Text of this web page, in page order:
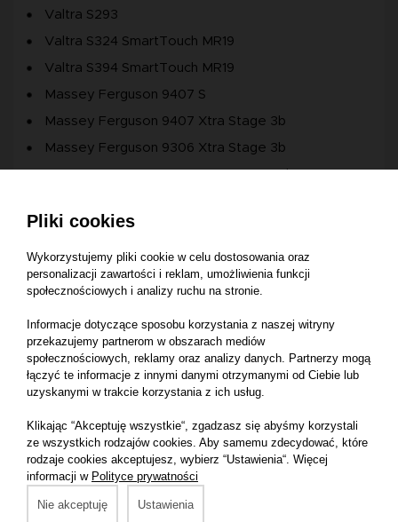
Valtra S293
Valtra S324 SmartTouch MR19
Valtra S394 SmartTouch MR19
Massey Ferguson 9407 S
Massey Ferguson 9407 Xtra Stage 3b
Massey Ferguson 9306 Xtra Stage 3b
Massey Ferguson 9407S Xtra Stage 3b
Massey Ferguson 9407 Telescopic Handler
Massey Ferguson 9306 Telescopic Handler
Massey Ferguson 8S.205 Dyna-7
Massey Ferguson 8S.245 Dyna-7
Massey Ferguson 8S.265 Dyna-7
Massey Ferguson 8S.205 Dyna-E-Power
Massey Ferguson 8S.225 Dyna E-Power DCT
Massey Ferguson 8S.245 Dyna E-Power DCT
Pliki cookies
Wykorzystujemy pliki cookie w celu dostosowania oraz
personalizacji zawartości i reklam, umożliwienia funkcji
społecznościowych i analizy ruchu na stronie.
Informacje dotyczące sposobu korzystania z naszej witryny
przekazujemy partnerom w obszarach mediów
społecznościowych, reklamy oraz analizy danych. Partnerzy mogą
łączyć te informacje z innymi danymi otrzymanymi od Ciebie lub
uzyskanymi w trakcie korzystania z ich usług.
Klikając “Akceptuję wszystkie“, zgadzasz się abyśmy korzystali
ze wszystkich rodzajów cookies. Aby samemu zdecydować, które
rodzaje cookies akceptujesz, wybierz “Ustawienia“. Więcej
informacji w Polityce prywatności
Nie akceptuję Ustawienia